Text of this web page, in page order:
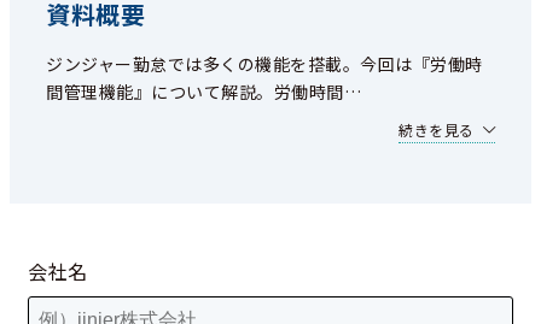
資料概要
ジンジャー勤怠では多くの機能を搭載。今回は『労働時
間管理機能』について解説。労働時間…
続きを見る
会社名